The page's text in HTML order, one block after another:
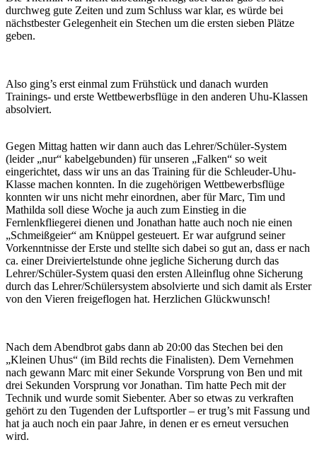
durchweg gute Zeiten und zum Schluss war klar, es würde bei
nächstbester Gelegenheit ein Stechen um die ersten sieben Plätze
geben.
Also ging’s erst einmal zum Frühstück und danach wurden
Trainings- und erste Wettbewerbsflüge in den anderen Uhu-Klassen
absolviert.
Gegen Mittag hatten wir dann auch das Lehrer/Schüler-System
(leider „nur“ kabelgebunden) für unseren „Falken“ so weit
eingerichtet, dass wir uns an das Training für die Schleuder-Uhu-
Klasse machen konnten. In die zugehörigen Wettbewerbsflüge
konnten wir uns nicht mehr einordnen, aber für Marc, Tim und
Mathilda soll diese Woche ja auch zum Einstieg in die
Fernlenkfliegerei dienen und Jonathan hatte auch noch nie einen
„Schmeißgeier“ am Knüppel gesteuert. Er war aufgrund seiner
Vorkenntnisse der Erste und stellte sich dabei so gut an, dass er nach
ca. einer Dreiviertelstunde ohne jegliche Sicherung durch das
Lehrer/Schüler-System quasi den ersten Alleinflug ohne Sicherung
durch das Lehrer/Schülersystem absolvierte und sich damit als Erster
von den Vieren freigeflogen hat. Herzlichen Glückwunsch!
Nach dem Abendbrot gabs dann ab 20:00 das Stechen bei den
„Kleinen Uhus“ (im Bild rechts die Finalisten). Dem Vernehmen
nach gewann Marc mit einer Sekunde Vorsprung von Ben und mit
drei Sekunden Vorsprung vor Jonathan. Tim hatte Pech mit der
Technik und wurde somit Siebenter. Aber so etwas zu verkraften
gehört zu den Tugenden der Luftsportler – er trug’s mit Fassung und
hat ja auch noch ein paar Jahre, in denen er es erneut versuchen
wird.